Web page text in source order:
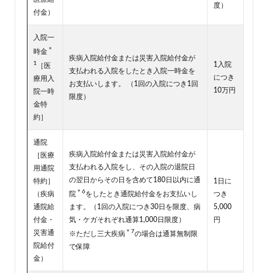
付金）
度）
入院一
時金 ＊
1
［医
療用入
院一時
金特
約］
疾病入院給付金または災害入院給付金が
支払われる入院をしたとき入院一時金を
お支払いします。 （1回の入院につき1回
限度）
1入院
につき
10万円
通院
［医療
用通院
特約］
（疾病
通院給
付金・
災害通
院給付
金）
疾病入院給付金または災害入院給付金が
支払われる入院をし、その入院の退院日
の翌日からその日を含めて180日以内に通
院 ＊6をしたとき通院給付金をお支払いし
ます。（1回の入院につき30日を限度、病
気・ケガそれぞれ通算1,000日限度）
※ただし三大疾病 ＊7の場合は通算無制限
で保障
1日に
つき
5,000
円